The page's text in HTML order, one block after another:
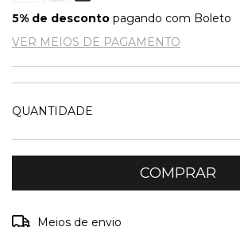
5% de desconto pagando com Boleto
VER MEIOS DE PAGAMENTO
QUANTIDADE
Entregas para o CEP:
Meios de envio